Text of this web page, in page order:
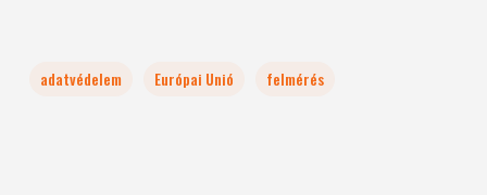
adatvédelem Európai Unió felmérés